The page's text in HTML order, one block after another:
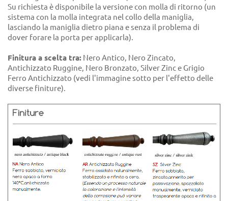
Su richiesta è disponibile la versione con molla di ritorno (un
sistema con la molla integrata nel collo della maniglia,
lasciando la maniglia dietro piana e senza il problema di
dover forare la porta per applicarla).
Finitura a scelta tra: Nero Antico, Nero Zincato,
Antichizzato Ruggine, Nero Bronzato, Silver Zinc e Grigio
Ferro Antichizzato (vedi l'immagine sotto per l'effetto delle
diverse finiture).